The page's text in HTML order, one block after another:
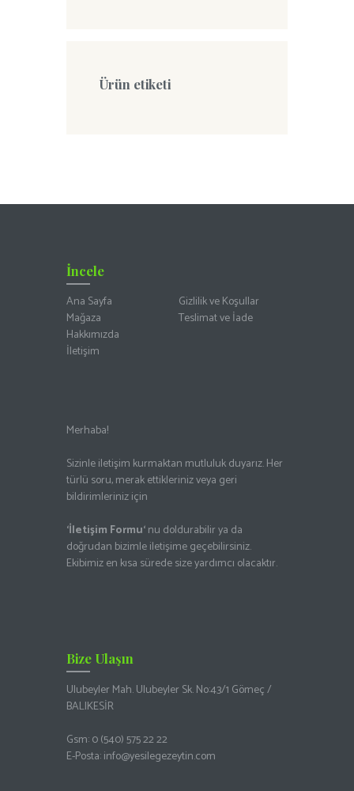
Ürün etiketi
İncele
Ana Sayfa
Mağaza
Hakkımızda
İletişim
Gizlilik ve Koşullar
Teslimat ve İade
Merhaba!
Sizinle iletişim kurmaktan mutluluk duyarız. Her
türlü soru, merak ettikleriniz veya geri
bildirimleriniz için
‘İletişim Formu‘nu doldurabilir ya da
doğrudan bizimle iletişime geçebilirsiniz.
Ekibimiz en kısa sürede size yardımcı olacaktır.
Bize Ulaşın
Ulubeyler Mah. Ulubeyler Sk. No:43/1 Gömeç /
BALIKESİR
Gsm:0 (540) 575 22 22
E-Posta:info@yesilegezeytin.com